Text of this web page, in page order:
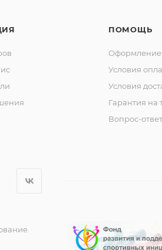
ПОМОЩЬ
Оформление
Условия
Условия
Гарантия на
Вопрос-ответ